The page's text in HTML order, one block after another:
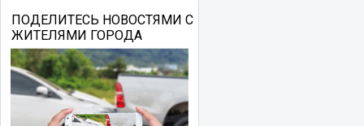
ПОДЕЛИТЕСЬ НОВОСТЯМИ С
ЖИТЕЛЯМИ ГОРОДА